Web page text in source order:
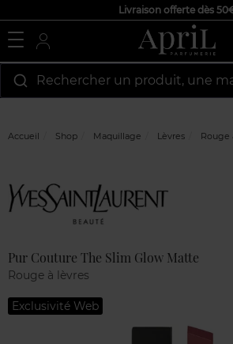
Livraison offerte dès
Rechercher un produit, une
Accueil Shop Maquillage Lèvres Rouge
Pur Couture The Slim Glow Matte
Rouge à lèvres
Exclusivité Web